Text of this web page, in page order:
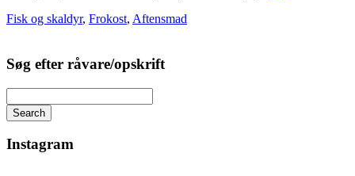
Fisk og skaldyr, Frokost, Aftensmad
Søg efter råvare/opskrift
Search
Instagram